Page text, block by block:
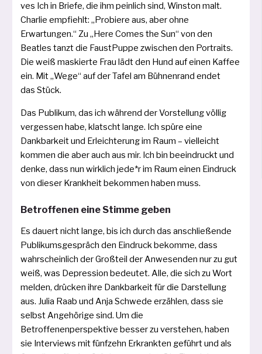
ves Ich in Briefe, die ihm pein­lich sind, Winston malt.
Charlie emp­fiehlt: „Probiere aus, aber ohne
Erwartungen.“ Zu „Here Comes the Sun“ von den
Beatles tanzt die Faust­Puppe zwi­schen den Portraits.
Die weiß mas­kier­te Frau lädt den Hund auf einen Kaffee
ein. Mit „Wege“ auf der Tafel am Bühnenrand endet
das Stück.
Das Publikum, das ich wäh­rend der Vorstel­lung völ­lig
ver­ges­sen habe, klatscht lan­ge. Ich spü­re eine
Dankbarkeit und Erleichterung im Raum – viel­leicht
kom­men die aber auch aus mir. Ich bin beein­druckt und
den­ke, dass nun wirk­lich jede*r im Raum einen Eindruck
von die­ser Krankheit bekom­men haben muss.
Betroffenen eine Stimme geben
Es dau­ert nicht lan­ge, bis ich durch das anschlie­ßen­de
Publikumsgespräch den Ein­druck bekom­me, dass
wahr­schein­lich der Großteil der Anwesenden nur zu gut
weiß, was Depression bedeu­tet. Alle, die sich zu Wort
mel­den, drü­cken ihre Dankbarkeit für die Darstellung
aus. Julia Raab und Anja Schwede erzäh­len, dass sie
selbst Angehörige sind. Um die
Betroffenenperspektive bes­ser zu ver­ste­hen, haben
sie Interviews mit fünf­zehn Erkrankten geführt und als